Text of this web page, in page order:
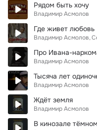
Рядом быть хочу
Владимир Асмолов
Где живет любовь
Владимир Асмолов
Про Ивана-
Владимир Асмолов
Тысяча лет
Владимир Асмолов
Ждёт земля
Владимир Асмолов
В кинозале тёмном